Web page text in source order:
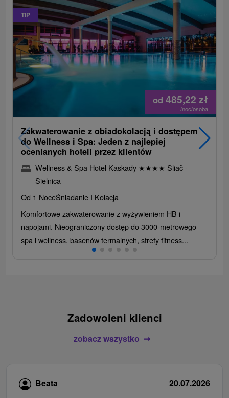
TIP
od 485,22 zł
/noc/osoba
Zakwaterowanie z obiadokolacją i dostępem
do Wellness i Spa: Jeden z najlepiej
ocenianych hoteli przez klientów
Wellness & Spa Hotel Kaskady ★★★★ Sliač -
Sielnica
Od 1 NoceŚniadanie I Kolacja
Komfortowe zakwaterowanie z wyżywieniem HB i
napojami. Nieograniczony dostęp do 3000-metrowego
spa i wellness, basenów termalnych, strefy fitness...
Zadowoleni klienci
zobacz wszystko
Beata 20.07.2026